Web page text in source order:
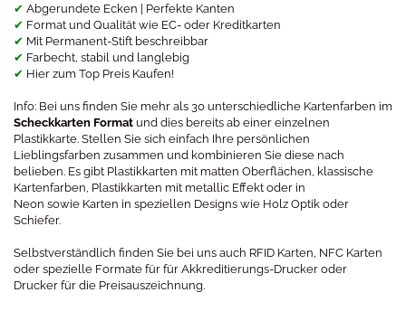
✔ Abgerundete Ecken | Perfekte Kanten
✔ Format und Qualität wie EC- oder Kreditkarten
✔ Mit Permanent-Stift beschreibbar
✔ Farbecht, stabil und langlebig
✔ Hier zum Top Preis Kaufen!
Info: Bei uns finden Sie mehr als 30 unterschiedliche Kartenfarben im
Scheckkarten Format und dies bereits ab einer einzelnen
Plastikkarte. Stellen Sie sich einfach Ihre persönlichen
Lieblingsfarben zusammen und kombinieren Sie diese nach
belieben. Es gibt Plastikkarten mit matten Oberflächen, klassische
Kartenfarben, Plastikkarten mit metallic Effekt oder in
Neon sowie Karten in speziellen Designs wie Holz Optik oder
Schiefer.
Selbstverständlich finden Sie bei uns auch RFID Karten, NFC Karten
oder spezielle Formate für für Akkreditierungs-Drucker oder
Drucker für die Preisauszeichnung.